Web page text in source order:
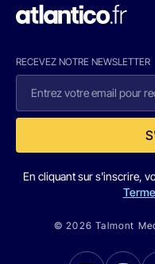
RECEVEZ NOTRE NEWSLETTER
En cliquant sur s'inscrire,
© 2026 Talmont